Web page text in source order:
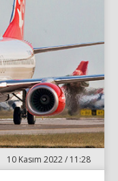
10 Kasım 2022 / 11:28